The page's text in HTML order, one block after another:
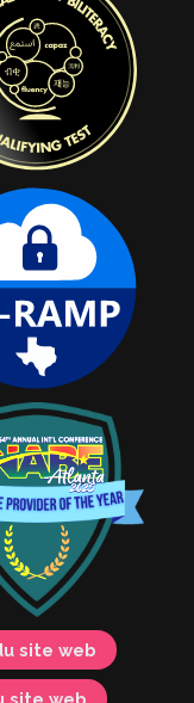
site web
site web